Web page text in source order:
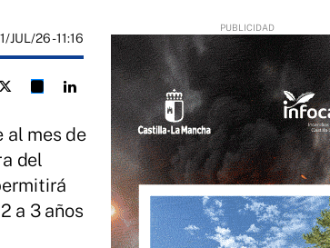
JUL/26 - 11:16
al mes de
del
a 3 años